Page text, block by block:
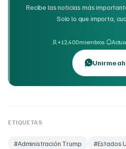
Recibe las noticias más
Solo lo que importa,
+12,400 miembros·
Unirme
ETIQUETAS
#Administración Trump #Estados